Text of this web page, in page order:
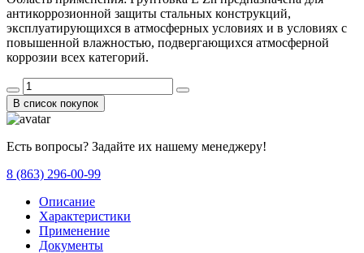
антикоррозионной защиты стальных конструкций,
эксплуатирующихся в атмосферных условиях и в условиях с
повышенной влажностью, подвергающихся атмосферной
коррозии всех категорий.
В список покупок
Есть вопросы? Задайте их нашему менеджеру!
8 (863) 296-00-99
Описание
Характеристики
Применение
Документы